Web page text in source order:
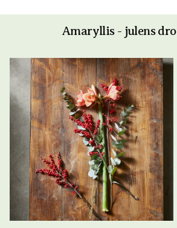
Amaryllis - julens